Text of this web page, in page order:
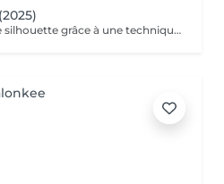
Affinez et raffermissez votre silhouette grâce à une technique de palper-rouler associée à un système d'aspiration. La dernière génération, le Cellu M6 INFINITY est un programme de soins basés sur la technique " Endermologie ", permettant de stimuler la circulation et les tissus de la peau en profondeur grâce à un système mécanique de palper-rouler. Associant confort et efficacité, cette technique, très proche d'un massage manuel, assouplit les tissus, améliore la circulation veineuse et lymphatique et permet une meilleure élimination des toxines. Les soins du corps Cellu M6 INFINITY permettent de : - déstocker les graisses - lisser la cellulite - raffermir la peau - retrouver des jambes légères